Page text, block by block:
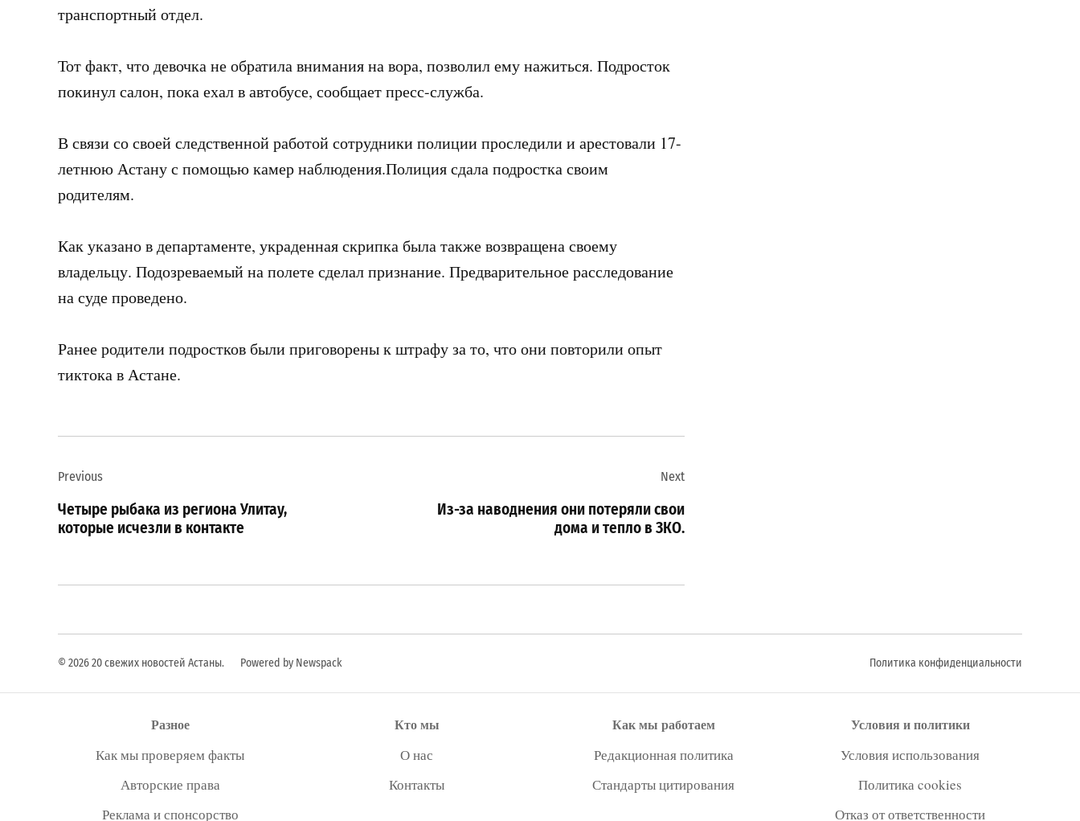
транспортный отдел.
Тот факт, что девочка не обратила внимания на вора, позволил ему нажиться. Подросток
покинул салон, пока ехал в автобусе, сообщает пресс-служба.
В связи со своей следственной работой сотрудники полиции проследили и арестовали 17-
летнюю Астану с помощью камер наблюдения.Полиция сдала подростка своим
родителям.
Как указано в департаменте, украденная скрипка была также возвращена своему
владельцу. Подозреваемый на полете сделал признание. Предварительное расследование
на суде проведено.
Ранее родители подростков были приговорены к штрафу за то, что они повторили опыт
тиктока в Астане.
по
записям
Previous
Четыре рыбака из региона Улитау,
которые исчезли в контакте
Next
Из-за наводнения они потеряли свои
дома и тепло в ЗКО.
© 2026 20 свежих новостей Астаны. Powered by Newspack Политика конфиденциальности
Разное
Как мы проверяем факты
Авторские права
Реклама и спонсорство
Кто мы
О нас
Контакты
Как мы работаем
Редакционная политика
Стандарты цитирования
Условия и политики
Условия использования
Политика cookies
Отказ от ответственности